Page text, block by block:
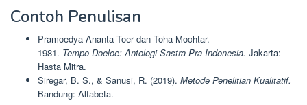
Contoh Penulisan
Pramoedya Ananta Toer dan Toha Mochtar.
1981. Tempo Doeloe: Antologi Sastra Pra-Indonesia. Jakarta:
Hasta Mitra.
Siregar, B. S., & Sanusi, R. (2019). Metode Penelitian Kualitatif.
Bandung: Alfabeta.